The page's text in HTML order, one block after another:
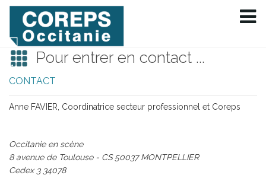
Pour entrer en contact ...
CONTACT
Anne FAVIER, Coordinatrice secteur professionnel et Coreps
Occitanie en scène
8 avenue de Toulouse - CS 50037MONTPELLIER
Cedex 3 34078